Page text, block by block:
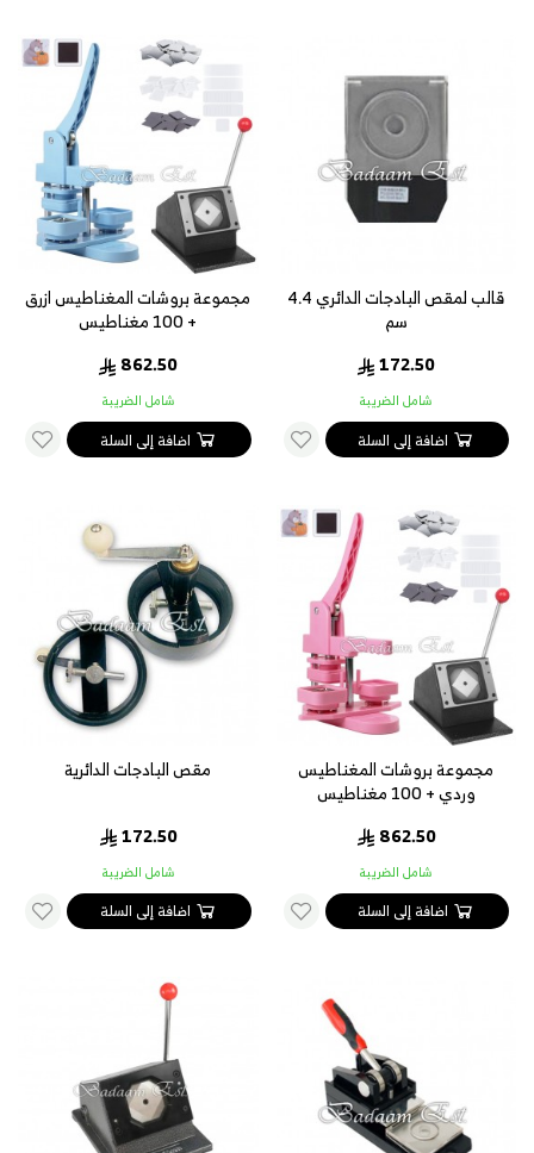
قالب لمقص البادجات الدائري 4.4
سم
172.50
شامل الضريبة
اضافة إلى السلة
مجموعة بروشات المغناطيس ازرق
+ 100 مغناطيس
862.50
شامل الضريبة
اضافة إلى السلة
مجموعة بروشات المغناطيس
وردي + 100 مغناطيس
862.50
شامل الضريبة
اضافة إلى السلة
مقص البادجات الدائرية
172.50
شامل الضريبة
اضافة إلى السلة